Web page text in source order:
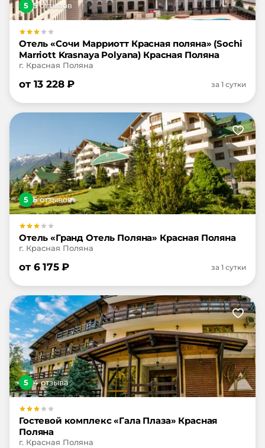
5 5отзывов
Отель «Сочи Марриотт Красная поляна» (Sochi
Marriott Krasnaya Polyana) Красная Поляна
г. Красная Поляна
от 13 228₽ за 1 сутки
5 5отзывов
Отель «Гранд Отель Поляна» Красная Поляна
г. Красная Поляна
от 6 175₽ за 1 сутки
5 4отзыва
Гостевой комплекс «Гала Плаза» Красная
Поляна
г. Красная Поляна